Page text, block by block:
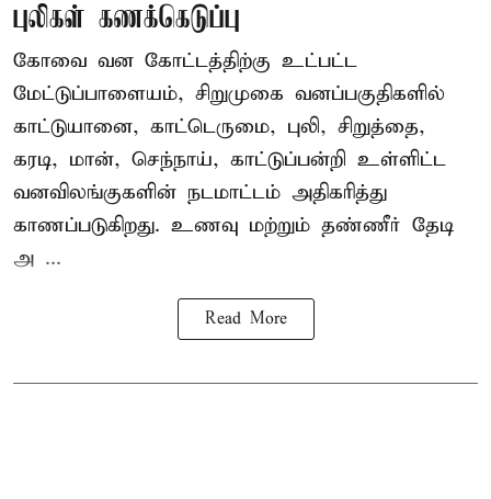
புலிகள் கணக்கெடுப்பு
கோவை வன கோட்டத்திற்கு உட்பட்ட
மேட்டுப்பாளையம், சிறுமுகை வனப்பகுதிகளில்
காட்டுயானை, காட்டெருமை, புலி, சிறுத்தை,
கரடி, மான், செந்நாய், காட்டுப்பன்றி உள்ளிட்ட
வனவிலங்குகளின் நடமாட்டம் அதிகரித்து
காணப்படுகிறது. உணவு மற்றும் தண்ணீர் தேடி
அ ...
Read More